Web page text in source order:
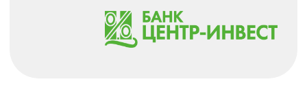
НАЧИНАЕТСЯ
В ЮФУ